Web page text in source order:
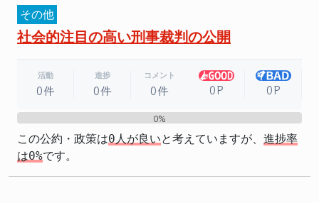
その他
社会的注目の高い刑事裁判の公開
活動
0件
進捗
0件
コメント
0件 0P 0P
0%
この公約・政策は0人が良いと考えていますが、 進捗率
は0%です。